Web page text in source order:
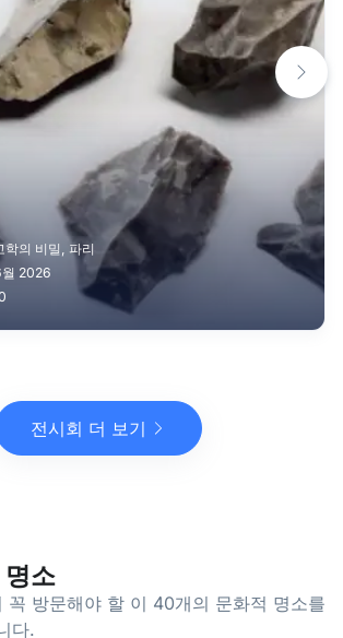
학의 비밀
파리
2026
전시회 더 보기
명소
꼭 방문해야 할 이 40개의 문화적 명소를
다.